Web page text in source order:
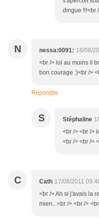
dingue !!!<br
N nessa:0091: 18/08/
<br /> lol au moins il
bon courage :)<br />
Répondre
S Stéphaline
<br /> <br />
<br /> <br />
C Cath 17/08/2011
<br /> Ah si j'avais la
mien...<br /> <br />